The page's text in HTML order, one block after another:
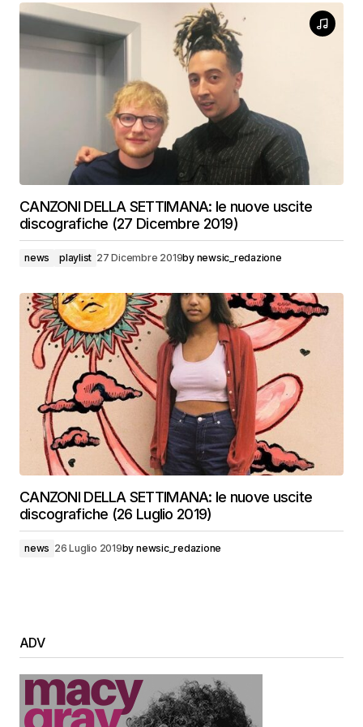
CANZONI DELLA SETTIMANA: le nuove uscite
discografiche (27 Dicembre 2019)
news playlist 27 Dicembre 2019by newsic_redazione
CANZONI DELLA SETTIMANA: le nuove uscite
discografiche (26 Luglio 2019)
news 26 Luglio 2019by newsic_redazione
ADV